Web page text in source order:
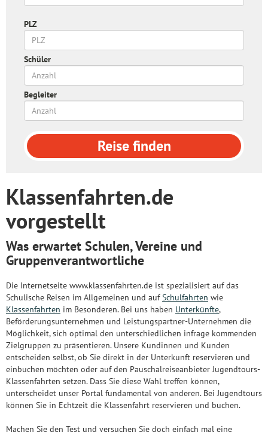
PLZ
Schüler
Begleiter
Reisefinden
Klassenfahrten.de
vorgestellt
Was erwartet Schulen, Vereine und
Gruppenverantwortliche
Die Internetseite www.klassenfahrten.de ist spezialisiert auf das
Schulische Reisen im Allgemeinen und aufSchulfahrten wie
Klassenfahrten im Besonderen. Bei uns haben Unterkünfte,
Beförderungsunternehmen und Leistungspartner-Unternehmen die
Möglichkeit, sich optimal den unterschiedlichen infrage kommenden
Zielgruppen zu präsentieren. Unsere Kundinnen und Kunden
entscheiden selbst, ob Sie direkt in der Unterkunft reservieren und
einbuchen möchten oder auf den Pauschalreiseanbieter Jugendtours-
Klassenfahrten setzen. Dass Sie diese Wahl treffen können,
unterscheidet unser Portal fundamental von anderen. Bei Jugendtours
können Sie in Echtzeit die Klassenfahrt reservieren und buchen.
Machen Sie den Test und versuchen Sie doch einfach mal eine